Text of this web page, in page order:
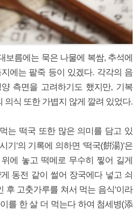
보름에는 묵은 나물에 복쌈, 추석에
에는 팥죽 등이 있겠다. 각각의 음
측면을 고려하기도 했지만, 기복
의식 또한 가볍지 않게 깔려 있었다.
는 떡국 또한 많은 의미를 담고 있
기’의 기록에 의하면 ‘떡국(餠湯)’은
위에 놓고 떡메로 무수히 찧어 길게
동전 같이 썰어 장국에다 넣고 쇠
후 고춧가루를 쳐서 먹는 음식’이라
를 한 살 더 먹는다 하여 첨세병(添